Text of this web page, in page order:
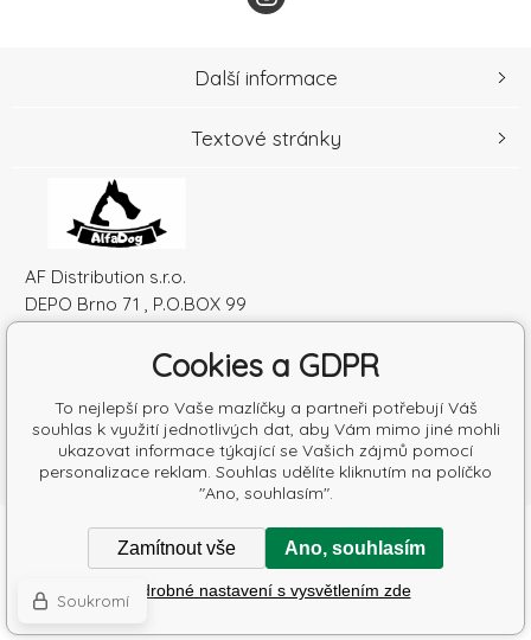
AF Distribution s.r.o.
DEPO Brno 71 , P.O.BOX 99
Česká republika
DIČ: SK2120864328
Další informace
Textové stránky
Copyright © 2026 AF Distribution s.r.o.
Všechna práva vyhrazena.
Pronájem eshopu zajišťuje BINARGON.cz-Mapa stránek
Cookies a GDPR
To nejlepší pro Vaše mazlíčky a partneři potřebují Váš
souhlas k využití jednotlivých dat, aby Vám mimo jiné mohli
ukazovat informace týkající se Vašich zájmů pomocí
personalizace reklam. Souhlas udělíte kliknutím na políčko
"Ano, souhlasím".
Zamítnout vše Ano, souhlasím
Podrobné nastavení s vysvětlením zde
Soukromí